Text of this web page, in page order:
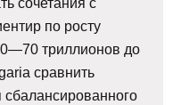
сочетания с
по росту
триллионов до
сравнить